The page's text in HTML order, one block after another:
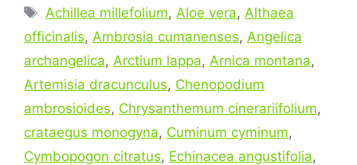
Tags
Achillea millefolium, Aloe vera, Althaea
officinalis, Ambrosia cumanenses, Angelica
archangelica, Arctium lappa, Arnica montana,
Artemisia dracunculus, Chenopodium
ambrosioides, Chrysanthemum cinerariifolium,
crataegus monogyna, Cuminum cyminum,
Cymbopogon citratus, Echinacea angustifolia,